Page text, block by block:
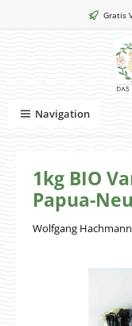
Zum Hauptinhalt springen
Gratis
Navigation
1kg BIO
Papua-
Wolfgang